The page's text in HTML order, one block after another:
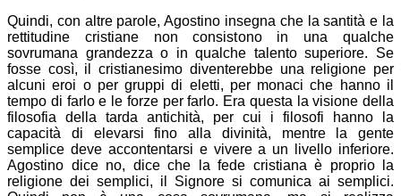
Quindi, con altre parole, Agostino insegna che la santità e la
rettitudine cristiane non consistono in una qualche
sovrumana grandezza o in qualche talento superiore. Se
fosse così, il cristianesimo diventerebbe una religione per
alcuni eroi o per gruppi di eletti, per monaci che hanno il
tempo di farlo e le forze per farlo. Era questa la visione della
filosofia della tarda antichità, per cui i filosofi hanno la
capacità di elevarsi fino alla divinità, mentre la gente
semplice deve accontentarsi e vivere a un livello inferiore.
Agostino dice no, dice che la fede cristiana è proprio la
religione dei semplici, il Signore si comunica ai semplici.